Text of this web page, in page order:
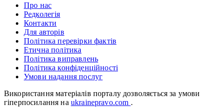
Про нас
Редколегія
Контакти
Для авторів
Політика перевірки фактів
Етична політика
Політика виправлень
Політика конфіденційності
Умови надання послуг
Використання матеріалів порталу дозволяється за умови
гіперпосилання на ukrainepravo.com .